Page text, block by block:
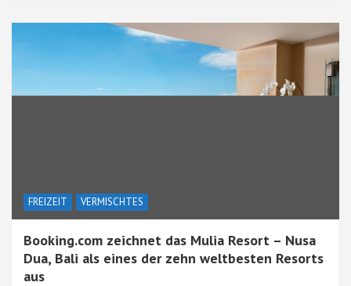
FREIZEIT VERMISCHTES
Booking.com zeichnet das Mulia Resort – Nusa
Dua, Bali als eines der zehn weltbesten Resorts
aus